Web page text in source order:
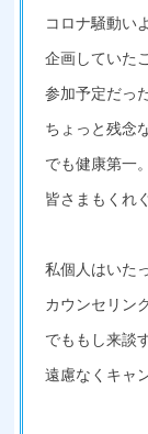
コロナ騒動い
企画していた
参加予定だっ
ちょっと残念
でも健康第一
皆さまもくれ
私個人はいた
カウンセリン
でももし来談
遠慮なくキャ